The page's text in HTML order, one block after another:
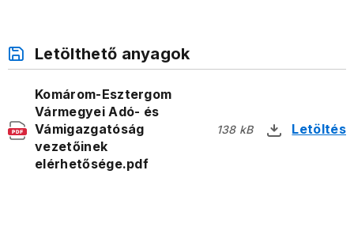
Letölthető anyagok
Komárom-Esztergom
Vármegyei Adó- és
Vámigazgatóság
vezetőinek
elérhetősége.pdf
138 kB Letöltés